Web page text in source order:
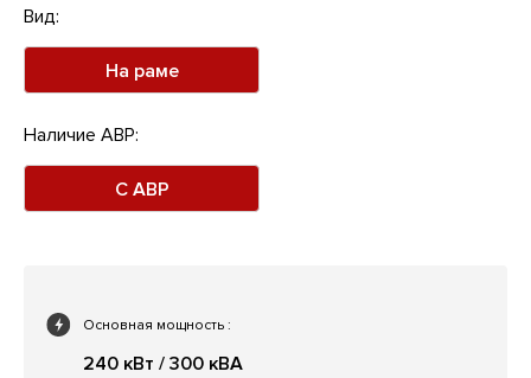
Вид:
На раме
Наличие АВР:
С АВР
Основная мощность :
240 кВт / 300 кВА